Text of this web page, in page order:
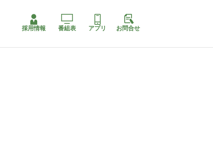
採用情報 番組表 アプリ お問合せ